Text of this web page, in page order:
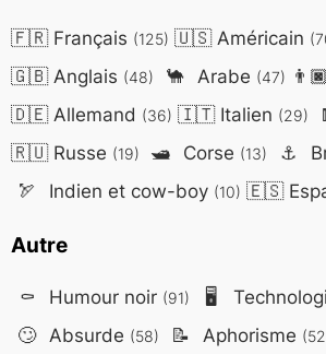
🇫🇷Français (125) 🇺🇸Américain
🇬🇧Anglais (48) 🐪 Arabe (47) 👨🏿
🇩🇪Allemand (36) 🇮🇹Italien (29)
🇷🇺Russe (19) 🛥️ Corse (13) ⚓
🏹 Indien et cow-boy (10) 🇪🇸
Autre
⚰️ Humour noir (91) 🖥️
🙄 Absurde (58) 📝 Aphorisme